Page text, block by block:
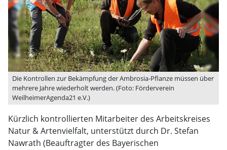
Die Kontrollen zur Bekämpfung der Ambrosia-Pflanze müssen über
mehrere Jahre wiederholt werden. (Foto: Förderverein
WeilheimerAgenda21 e.V.)
Kürzlich kontrollierten Mitarbeiter des Arbeitskreises
Natur & Artenvielfalt, unterstützt durch Dr. Stefan
Nawrath (Beauftragter des Bayerischen